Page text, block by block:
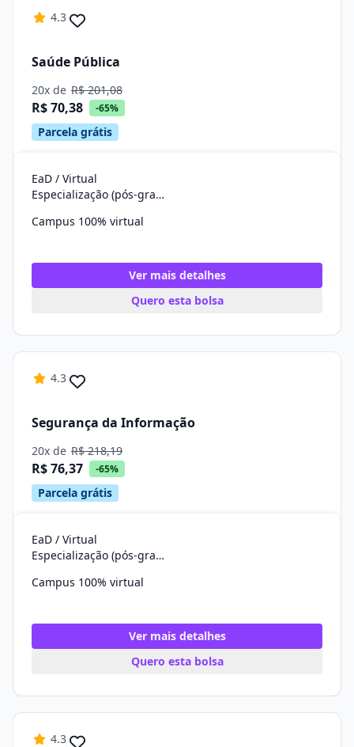
4.3
Saúde Pública
20x de R$ 201,08
R$ 70,38 -65%
Parcela grátis
EaD / Virtual
Especialização (pós-graduação)
Campus 100% virtual
Ver mais detalhes
Quero esta bolsa
4.3
Segurança da Informação
20x de R$ 218,19
R$ 76,37 -65%
Parcela grátis
EaD / Virtual
Especialização (pós-graduação)
Campus 100% virtual
Ver mais detalhes
Quero esta bolsa
4.3